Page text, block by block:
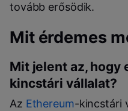
tovább erősödik.
Mit érdemes
Mit jelent az, hogy
kincstári vállalat?
Az Ethereum-kincstári